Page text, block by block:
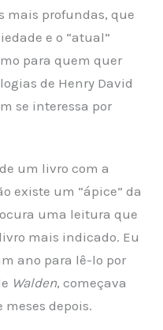
mais profundas, que
e o “atual”
para quem quer
de Henry David
se interessa por
um livro com a
existe um “ápice” da
uma leitura que
mais indicado. Eu
ano para lê-lo por
Walden, começava
depois.